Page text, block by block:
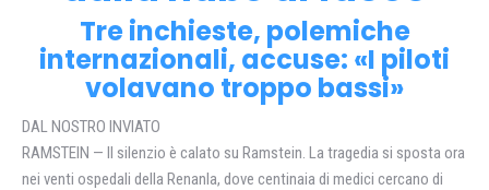
Tre inchieste, polemiche
internazionali, accuse: «I piloti
volavano troppo bassi»
DAL NOSTRO INVIATO
RAMSTEIN — Il silenzio è calato su Ramstein. La tragedia si sposta ora
nei venti ospedali della Renanla, dove centinaia di medici cercano di